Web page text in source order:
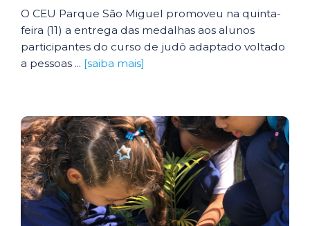
O CEU Parque São Miguel promoveu na quinta-
feira (11) a entrega das medalhas aos alunos
participantes do curso de judô adaptado voltado
a pessoas ... [saiba mais]